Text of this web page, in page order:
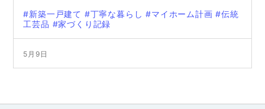
#新築一戸建て #丁寧な暮らし #マイホーム計画 #伝統
工芸品 #家づくり記録
5月9日